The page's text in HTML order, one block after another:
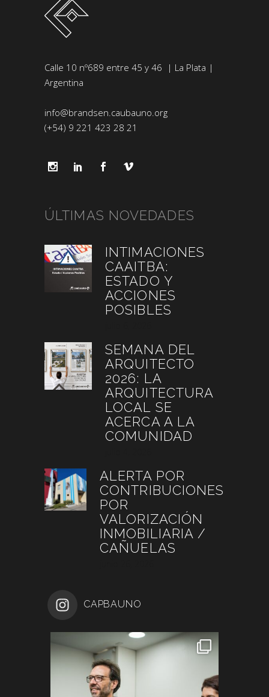
Calle 10 nº689 entre 45 y 46 | La Plata |
Argentina
info@brandsen.caubauno.org
(+54) 9 221 423 28 21
ÚLTIMAS NOVEDADES
INTIMACIONES
CAAITBA:
ESTADO Y
ACCIONES
POSIBLES
SEMANA DEL
ARQUITECTO
2026: LA
ARQUITECTURA
LOCAL SE
ACERCA A LA
COMUNIDAD
ALERTA POR
CONTRIBUCIONES
POR
VALORIZACIÓN
INMOBILIARIA /
CAÑUELAS
CAPBAUNO